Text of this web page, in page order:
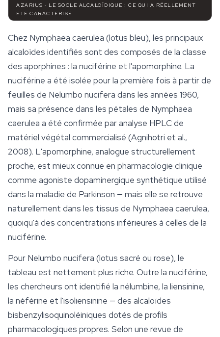
AZARIUS · LE SOCLE ALCALOÏDIQUE : CE QUI A RÉELLEMENT
ÉTÉ CARACTÉRISÉ
Chez Nymphaea caerulea (lotus bleu), les principaux
alcaloïdes identifiés sont des composés de la classe
des aporphines : la nuciférine et l'apomorphine. La
nuciférine a été isolée pour la première fois à partir de
feuilles de Nelumbo nucifera dans les années 1960,
mais sa présence dans les pétales de Nymphaea
caerulea a été confirmée par analyse HPLC de
matériel végétal commercialisé (Agnihotri et al.,
2008). L'apomorphine, analogue structurellement
proche, est mieux connue en pharmacologie clinique
comme agoniste dopaminergique synthétique utilisé
dans la maladie de Parkinson — mais elle se retrouve
naturellement dans les tissus de Nymphaea caerulea,
quoiqu'à des concentrations inférieures à celles de la
nuciférine.
Pour Nelumbo nucifera (lotus sacré ou rose), le
tableau est nettement plus riche. Outre la nuciférine,
les chercheurs ont identifié la nélumbine, la liensinine,
la néférine et l'isoliensinine — des alcaloïdes
bisbenzylisoquinoléiniques dotés de profils
pharmacologiques propres. Selon une revue de